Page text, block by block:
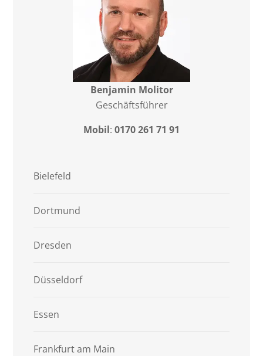
Benjamin Molitor
Geschäftsführer
Mobil: 0170 261 71 91
Bielefeld
Dortmund
Dresden
Düsseldorf
Essen
Frankfurt am Main